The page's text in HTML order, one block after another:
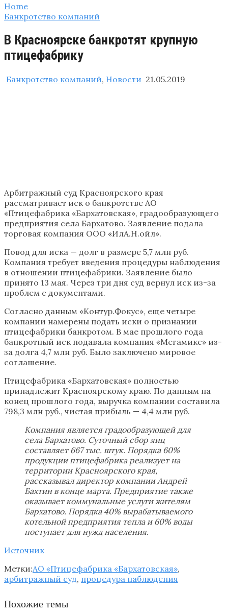
Home
Банкротство компаний
В Красноярске банкротят крупную
птицефабрику
Банкротство компаний, Новости 21.05.2019
Арбитражный суд Красноярского края
рассматривает иск о банкротстве АО
«Птицефабрика «Бархатовская», градообразующего
предприятия села Бархатово. Заявление подала
торговая компания ООО «ИлА.Н.ойл».
Повод для иска — долг в размере 5,7 млн руб.
Компания требует введения процедуры наблюдения
в отношении птицефабрики. Заявление было
принято 13 мая. Через три дня суд вернул иск из-за
проблем с документами.
Согласно данным «Контур.Фокус», еще четыре
компании намерены подать иски о признании
птицефабрики банкротом. В мае прошлого года
банкротный иск подавала компания «Мегамикс» из-
за долга 4,7 млн руб. Было заключено мировое
соглашение.
Птицефабрика «Бархатовская» полностью
принадлежит Красноярскому краю. По данным на
конец прошлого года, выручка компании составила
798,3 млн руб., чистая прибыль — 4,4 млн руб.
Компания является градообразующей для
села Бархатово. Суточный сбор яиц
составляет 667 тыс. штук. Порядка 60%
продукции птицефабрика реализует на
территории Красноярского края,
рассказывал директор компании Андрей
Бахтин в конце марта. Предприятие также
оказывает коммунальные услуги жителям
Бархатово. Порядка 40% вырабатываемого
котельной предприятия тепла и 60% воды
поступает для нужд населения.
Источник
Метки:АО «Птицефабрика «Бархатовская»,
арбитражный суд, процедура наблюдения
Похожие темы